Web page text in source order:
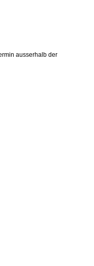
ausserhalb der